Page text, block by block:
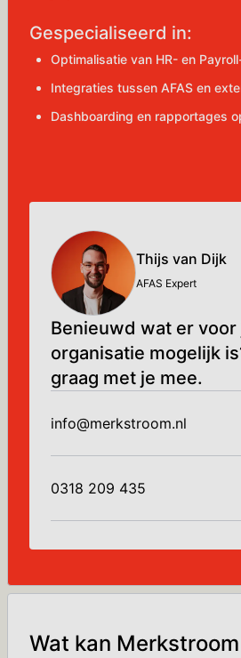
Gespecialiseerd in:
Optimalisatie van HR- en
Integraties tussen AFAS en
Dashboarding en rapportages
Benieuwd wat er voor
organisatie mogelijk
graag met je mee.
Thijs van Dijk
AFAS Expert
info@merkstroom.nl
0318 209 435
Wat kan